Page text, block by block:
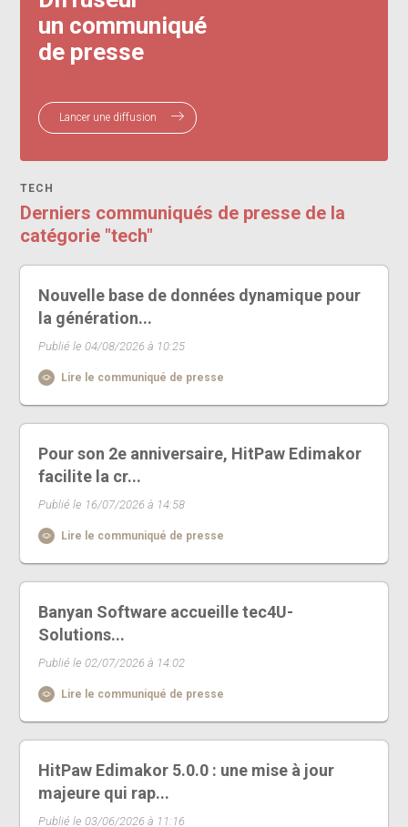
un communiqué
de presse
Lancer une diffusion
TECH
Derniers communiqués de presse de la
catégorie "tech"
Nouvelle base de données dynamique pour
la génération...
Publié le 04/08/2026 à 10:25
Lire le communiqué de presse
Pour son 2e anniversaire, HitPaw Edimakor
facilite la cr...
Publié le 16/07/2026 à 14:58
Lire le communiqué de presse
Banyan Software accueille tec4U-
Solutions...
Publié le 02/07/2026 à 14:02
Lire le communiqué de presse
HitPaw Edimakor 5.0.0 : une mise à jour
majeure qui rap...
Publié le 03/06/2026 à 11:16